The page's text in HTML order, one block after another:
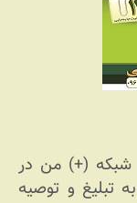
138 ماهنامه شبکه (+) من در
تبلیغ و توصیه